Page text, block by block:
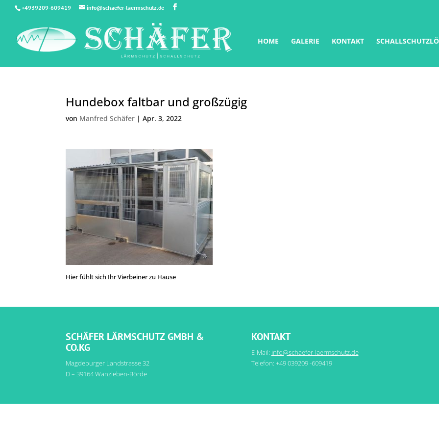
+4939209-609419 info@schaefer-laermschutz.de
HOME GALERIE KONTAKT
Hundebox faltbar und großzügig
von Manfred Schäfer |Apr. 3, 2022
Hier fühlt sich Ihr Vierbeiner zu Hause
SCHÄFER LÄRMSCHUTZ GMBH &
CO.KG
Magdeburger Landstrasse 32
D – 39164 Wanzleben-Börde
KONTAKT
E-Mail: info@schaefer-laermschutz.de
Telefon: +49 039209 -609419